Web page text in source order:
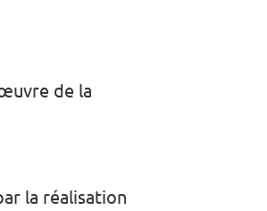
de la
la réalisation